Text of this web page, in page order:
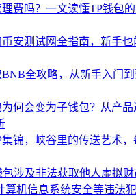
费吗？一文读懂TP钱包
安测试网全指南，新手
全攻略，从新手入门
何会变为子钱包？从产品
锦，峡谷里的传送艺术
包涉及非法获取他人虚拟
算机信息系统安全等违法